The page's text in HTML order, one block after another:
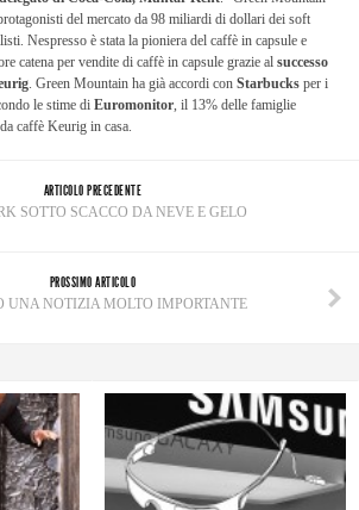
del mercato da 98 miliardi di dollari dei soft
Nespresso è stata la pioniera del caffè in capsule e
catena per vendite di caffè in capsule grazie al successo
. Green Mountain ha già accordi con Starbucks per i
le stime di Euromonitor, il 13% delle famiglie
caffè Keurig in casa.
ARTICOLO PRECEDENTE
SOTTO SCACCO DA NEVE E GELO
PROSSIMO ARTICOLO
UNA NOTIZIA MOLTO IMPORTANTE